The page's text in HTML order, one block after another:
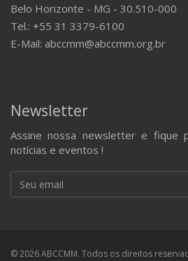
Belo Horizonte - MG - 30.510-000
Tel.: +55 31 3379-6100
E-Mail: abccmm@abccmm.org.br
Newsletter
Assine nossa newsletter e fique
notícias e eventos !
© 2026 ABCCMM. Todos os direitos